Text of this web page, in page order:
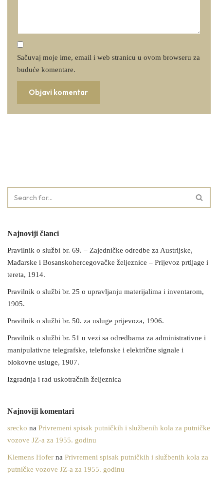
Sačuvaj moje ime, email i web stranicu u ovom browseru za
buduće komentare.
Najnoviji članci
Pravilnik o službi br. 69. – Zajedničke odredbe za Austrijske,
Mađarske i Bosanskohercegovačke željeznice – Prijevoz prtljage i
tereta, 1914.
Pravilnik o službi br. 25 o upravljanju materijalima i inventarom,
1905.
Pravilnik o službi br. 50. za usluge prijevoza, 1906.
Pravilnik o službi br. 51 u vezi sa odredbama za administrativne i
manipulativne telegrafske, telefonske i električne signale i
blokovne usluge, 1907.
Izgradnja i rad uskotračnih željeznica
Najnoviji komentari
srecko na Privremeni spisak putničkih i službenih kola za putničke
vozove JZ-a za 1955. godinu
Klemens Hofer na Privremeni spisak putničkih i službenih kola za
putničke vozove JZ-a za 1955. godinu